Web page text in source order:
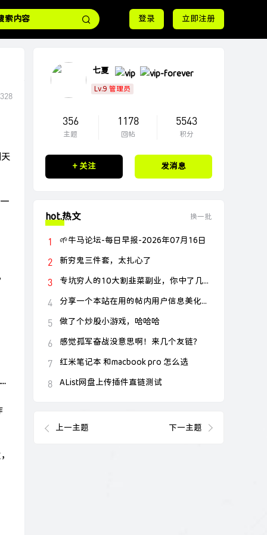
登录 立即注册
328
七夏
Lv.9 管理员
356
主题
1178
回帖
5543
积分
+ 关注 发消息
hot.热文 换一批
🌱牛马论坛-每日早报-2026年07月16日
新穷鬼三件套，太扎心了
专坑穷人的10大割韭菜副业，你中了几个？
分享一个本站在用的帖内用户信息美化代码
做了个炒股小游戏，哈哈哈
感觉孤军奋战没意思啊！来几个友链？
红米笔记本 和macbook pro 怎么选
AList网盘上传插件直链测试
上一主题 下一主题